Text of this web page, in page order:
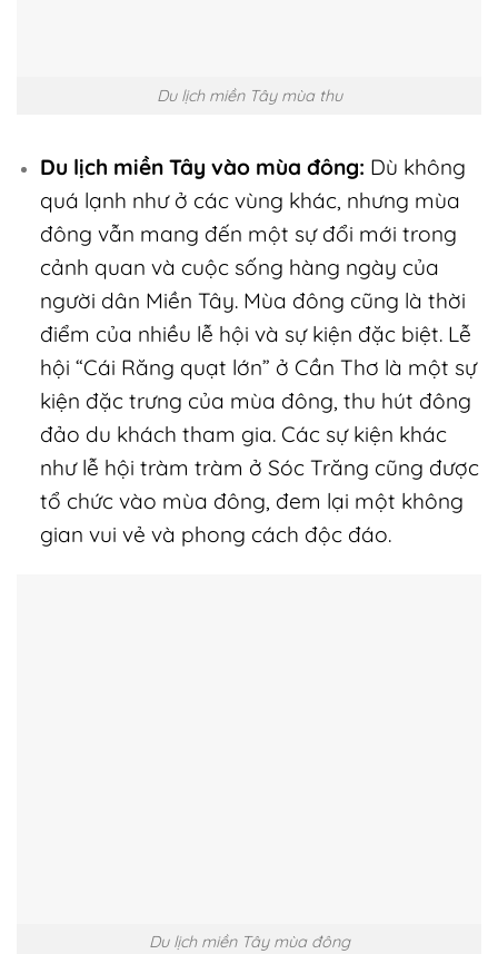
Du lịch miền Tây mùa thu
Du lịch miền Tây vào mùa đông: Dù không
quá lạnh như ở các vùng khác, nhưng mùa
đông vẫn mang đến một sự đổi mới trong
cảnh quan và cuộc sống hàng ngày của
người dân Miền Tây. Mùa đông cũng là thời
điểm của nhiều lễ hội và sự kiện đặc biệt. Lễ
hội “Cái Răng quạt lớn” ở Cần Thơ là một sự
kiện đặc trưng của mùa đông, thu hút đông
đảo du khách tham gia. Các sự kiện khác
như lễ hội tràm tràm ở Sóc Trăng cũng được
tổ chức vào mùa đông, đem lại một không
gian vui vẻ và phong cách độc đáo.
Du lịch miền Tây mùa đông